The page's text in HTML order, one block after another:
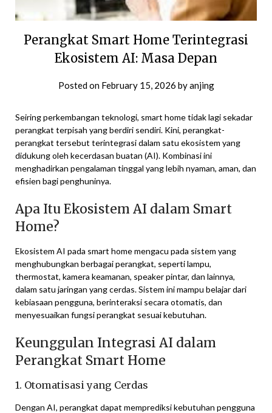
Perangkat Smart Home Terintegrasi
Ekosistem AI: Masa Depan
Posted on February 15, 2026 byanjing
Seiring perkembangan teknologi, smart home tidak lagi sekadar
perangkat terpisah yang berdiri sendiri. Kini, perangkat-
perangkat tersebut terintegrasi dalam satu ekosistem yang
didukung oleh kecerdasan buatan (AI). Kombinasi ini
menghadirkan pengalaman tinggal yang lebih nyaman, aman, dan
efisien bagi penghuninya.
Apa Itu Ekosistem AI dalam Smart
Home?
Ekosistem AI pada smart home mengacu pada sistem yang
menghubungkan berbagai perangkat, seperti lampu,
thermostat, kamera keamanan, speaker pintar, dan lainnya,
dalam satu jaringan yang cerdas. Sistem ini mampu belajar dari
kebiasaan pengguna, berinteraksi secara otomatis, dan
menyesuaikan fungsi perangkat sesuai kebutuhan.
Keunggulan Integrasi AI dalam
Perangkat Smart Home
1. Otomatisasi yang Cerdas
Dengan AI, perangkat dapat memprediksi kebutuhan pengguna